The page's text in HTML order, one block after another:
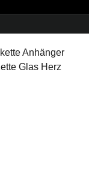
Anhänger
Glas Herz